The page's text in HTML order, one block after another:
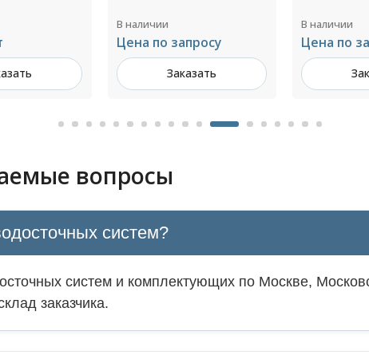
В наличии
Цена по запросу
Заказать
В наличии
Цена по
вопросы
систем?
систем и комплектующих по Москве,
заказчика.